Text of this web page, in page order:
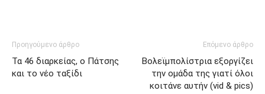
Προηγούμενο άρθρο
Τα 46 διαρκείας, ο Πάτσης
και το νέο ταξίδι
Επόμενο άρθρο
Βολεϊμπολίστρια εξοργίζει
την ομάδα της γιατί όλοι
κοιτάνε αυτήν (vid & pics)